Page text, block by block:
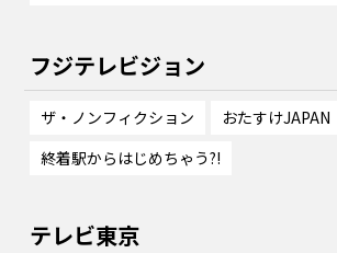
フジテレビジョン
ザ・ノンフィクション
おたすけJAPAN
終着駅からはじめちゃう?!
テレビ東京